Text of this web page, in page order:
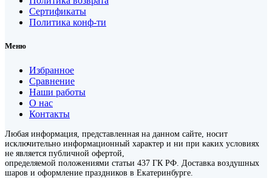
Сертификаты
Политика конф-ти
Меню
Избранное
Сравнение
Наши работы
О нас
Контакты
Любая информация, представленная на данном сайте, носит
исключительно информационный характер и ни при каких условиях
не является публичной офертой,
определяемой положениями статьи 437 ГК РФ. Доставка воздушных
шаров и оформление праздников в Екатеринбурге.